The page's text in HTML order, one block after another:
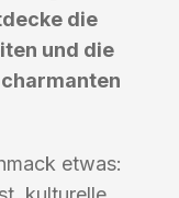
die
und die
etwas: